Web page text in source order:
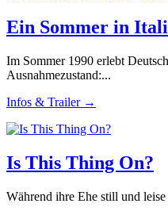
Ein Sommer in
Im Sommer 1990 erlebt
Ausnahmezustand:...
Infos & Trailer →
Is This Thing On?
Während ihre Ehe still und